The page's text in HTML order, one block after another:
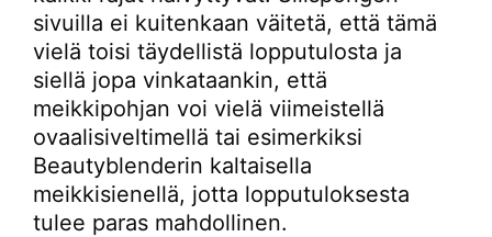
sivuilla ei kuitenkaan väitetä, että tämä
vielä toisi täydellistä lopputulosta ja
siellä jopa vinkataankin, että
meikkipohjan voi vielä viimeistellä
ovaalisiveltimellä tai esimerkiksi
Beautyblenderin kaltaisella
meikkisienellä, jotta lopputuloksesta
tulee paras mahdollinen.